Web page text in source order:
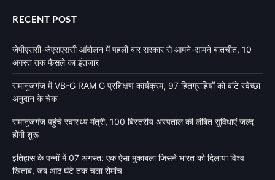
RECENT POST
जेपीएससी-जेएसएससी आंदोलन में पहली बार सरकार से आमने-सामने बातचीत, 10
अगस्त तक फैसले का इंतजार
रामानुजगंज में VB-G RAM G प्रशिक्षण कार्यक्रम, 97 हितग्राहियों को बांटे स्वेच्छा
अनुदान के चेक
रामानुजगंज पहुंचे स्वास्थ्य मंत्री, 100 बिस्तरीय अस्पताल की लंबित सुविधाएं जल्द
होंगी शुरू
इतिहास के पन्नों में 07 अगस्त: एक ऐसा मुकाबला जिसने भारत को दिलाया विश्व
खिताब, जब आठ घंटे तक चला रोमांच